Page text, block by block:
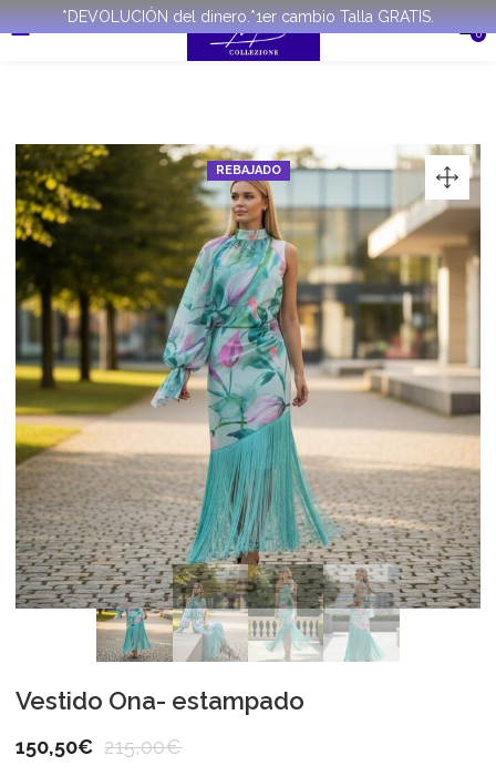
*DEVOLUCIÓN del dinero.*1er cambio Talla GRATIS.
0
REBAJADO
Vestido Ona- estampado
150,50€ 215,00€